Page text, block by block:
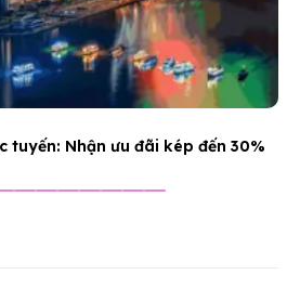
tuyến: Nhận ưu đãi kép đến 30%